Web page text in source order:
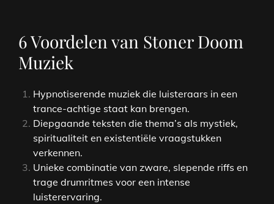
6 Voordelen van Stoner Doom
Muziek
Hypnotiserende muziek die luisteraars in een
trance-achtige staat kan brengen.
Diepgaande teksten die thema’s als mystiek,
spiritualiteit en existentiële vraagstukken
verkennen.
Unieke combinatie van zware, slepende riffs en
trage drumritmes voor een intense
luisterervaring.